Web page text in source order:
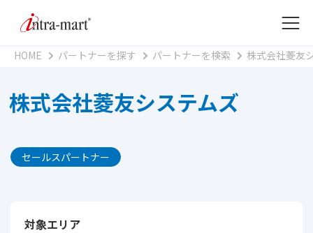
HOME パートナーを探す パートナーを検索 株式会社菱友
株式会社菱友システムズ
セールスパートナー
対象エリア